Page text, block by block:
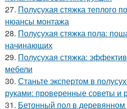
27. Полусухая стяжка теплого
нюансы монтажа
28. Полусухая стяжка пола:
начинающих
29. Полусухая стяжка:
мебели
30. Станьте экспертом в
руками: проверенные советы и
31. Бетонный пол в